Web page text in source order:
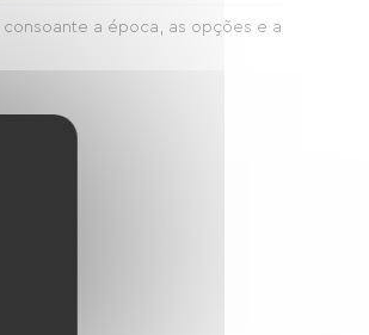
a época, as opções e a